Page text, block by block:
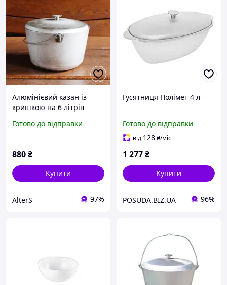
Алюмінієвий казан із
кришкою на 6 літрів
Готово до відправки
880₴
Купити
AlterS 97%
Гусятниця Полімет 4 л
Готово до відправки
від 128₴/міс
1 277₴
Купити
POSUDA.BIZ.UA 96%